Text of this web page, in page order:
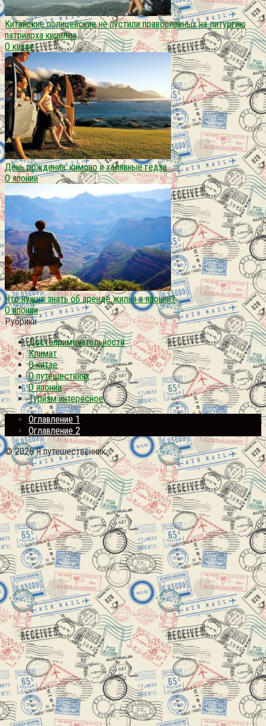
Китайские полицейские не пустили православных на литургию
патриарха кирилла
О китае
День рождения, кимоно и халявные гёдза
О японии
Что нужно знать об аренде жилья в японии?
О японии
Рубрики
Достопримечательности
Климат
О китае
О путешествиях
О японии
Туризм интересное
Оглавление 1
Оглавление 2
© 2026 Я путешественник